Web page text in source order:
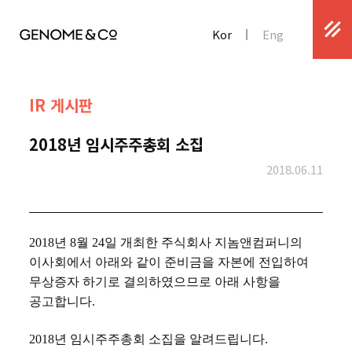
Kor Eng
IR 게시판
2018년 임시주주총회 소집
2018.06.11
2018년 8월 24일 개최한 주식회사 지놈앤컴퍼니의
이사회에서 아래와 같이 준비금을 자본에 전입하여
무상증자 하기로 결의하였으므로 아래 사항을
공고합니다.
2018년 임시주주총회 소집을 알려드립니다.